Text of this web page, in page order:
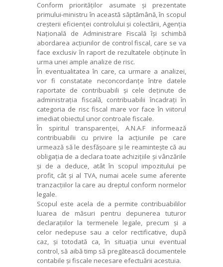
Conform priorităților asumate și prezentate
primului-ministru în această săptămână, în scopul
creșterii eficienței controlului și colectării, Agenția
Națională de Administrare Fiscală își schimbă
abordarea acțiunilor de control fiscal, care se va
face exclusiv în raport de rezultatele obținute în
urma unei ample analize de risc.
În eventualitatea în care, ca urmare a analizei,
vor fi constatate neconcordanțe între datele
raportate de contribuabili și cele deținute de
administrația fiscală, contribuabilii încadrați în
categoria de risc fiscal mare vor face în viitorul
imediat obiectul unor controale fiscale.
În spiritul transparenței, A.N.A.F informează
contribuabilii cu privire la acțiunile pe care
urmează să le desfășoare și le reamintește că au
obligația de a declara toate achizițiile și vânzările
și de a deduce, atât în scopul impozitului pe
profit, cât și al TVA, numai acele sume aferente
tranzacțiilor la care au dreptul conform normelor
legale.
Scopul este acela de a permite contribuabililor
luarea de măsuri pentru depunerea tuturor
declarațiilor la termenele legale, precum și a
celor nedepuse sau a celor rectificative, după
caz, și totodată ca, în situația unui eventual
control, să aibă timp să pregătească documentele
contabile și fiscale necesare efectuării acestuia.